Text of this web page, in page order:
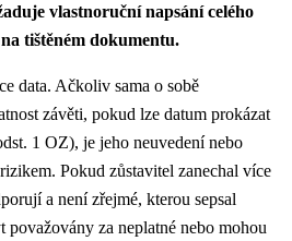
vlastnoruční napsání celého
tištěném dokumentu.
data. Ačkoliv sama o sobě
závěti, pokud lze datum prokázat
1 OZ), je jeho neuvedení nebo
Pokud zůstavitel zanechal více
a není zřejmé, kterou sepsal
za neplatné nebo mohou